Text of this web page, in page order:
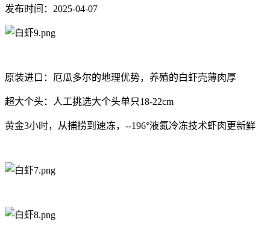
发布时间：2025-04-07
原装进口：厄瓜多尔的地理优势，养殖的白虾壳薄肉厚
超大个头：人工挑选大个头单只18-22cm
黄金3小时，从捕捞到速冻，--196°液氮冷冻技术虾肉更新鲜